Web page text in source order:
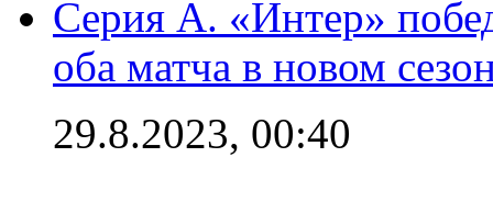
Серия А. «Интер»
оба матча в новом
29.8.2023, 00:40